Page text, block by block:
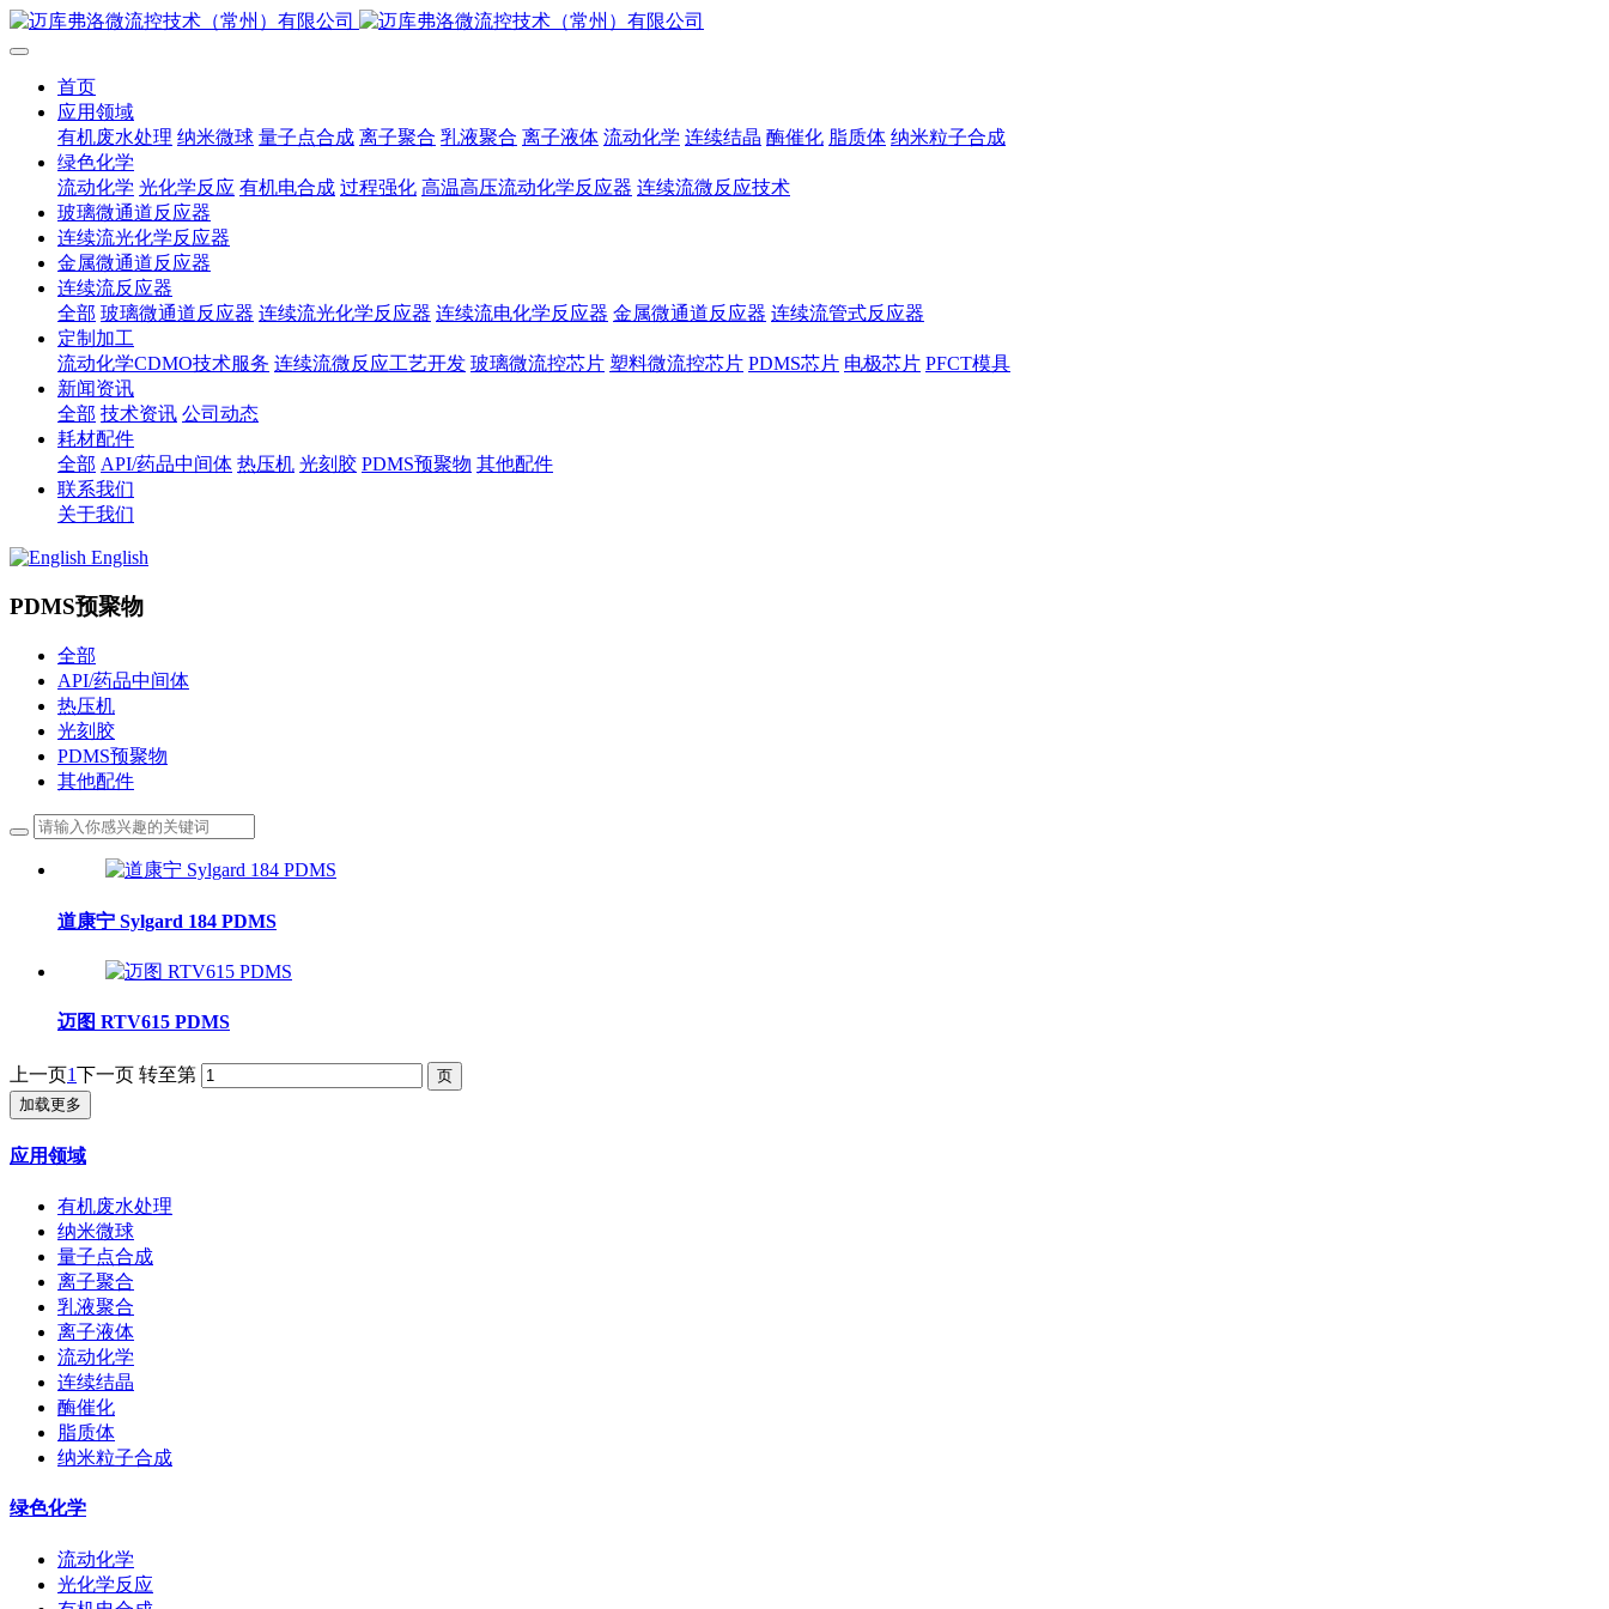
首页
应用领域
有机废水处理 纳米微球 量子点合成 离子聚合 乳液聚合 离子液体 流动化学 连续结晶 酶催化 脂质体 纳米粒子合成
绿色化学
流动化学 光化学反应 有机电合成 过程强化 高温高压流动化学反应器 连续流微反应技术
玻璃微通道反应器
连续流光化学反应器
金属微通道反应器
连续流反应器
全部 玻璃微通道反应器 连续流光化学反应器 连续流电化学反应器 金属微通道反应器 连续流管式反应器
定制加工
流动化学CDMO技术服务 连续流微反应工艺开发 玻璃微流控芯片 塑料微流控芯片 PDMS芯片 电极芯片 PFCT模具
新闻资讯
全部 技术资讯 公司动态
耗材配件
全部 API/药品中间体 热压机 光刻胶 PDMS预聚物 其他配件
联系我们
关于我们
English
PDMS预聚物
全部
API/药品中间体
热压机
光刻胶
PDMS预聚物
其他配件
道康宁 Sylgard 184 PDMS
迈图 RTV615 PDMS
上一页1下一页 转至第
加载更多
应用领域
有机废水处理
纳米微球
量子点合成
离子聚合
乳液聚合
离子液体
流动化学
连续结晶
酶催化
脂质体
纳米粒子合成
绿色化学
流动化学
光化学反应